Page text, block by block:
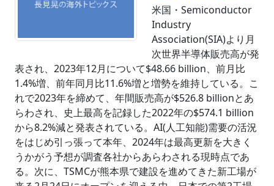
米国・Semiconductor
Industry
Association(SIA)より月
次世界半導体販売高が発
表され、2023年12月について$48.66 billion、前月比
1.4%増、前年同月比11.6%増と増勢を維持している。こ
れで2023年を締めて、年間販売高が$526.8 billionとあ
らわされ、史上最高を記録した2022年の$574.1 billion
から8.2%減と発表されている。AI(人工知能)需要の活況
をはじめ引っ張って本年、2024年は最高更新を大きく
うかがう予想が調査各社からあらわされる現時点であ
る。次に、TSMCが熊本県で建設を進めてきた新工場が